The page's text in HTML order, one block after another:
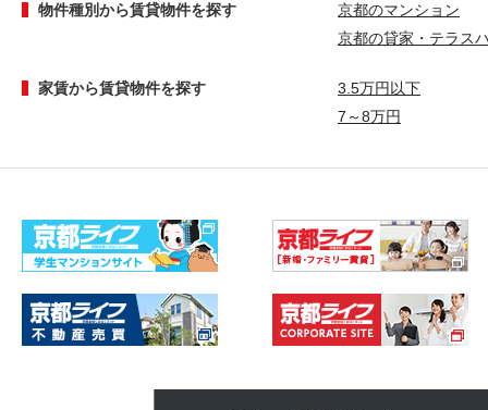
物件種別から賃貸物件を探す
京都のマンション
京都の貸家・テラス
家賃から賃貸物件を探す
3.5万円以下
7～8万円